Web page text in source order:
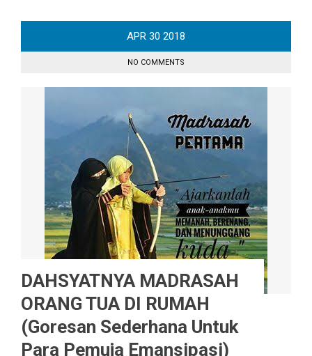
APR 30 2018
NO COMMENTS
DAHSYATNYA MADRASAH
ORANG TUA DI RUMAH
(Goresan Sederhana Untuk
Para Pemuja Emansipasi)